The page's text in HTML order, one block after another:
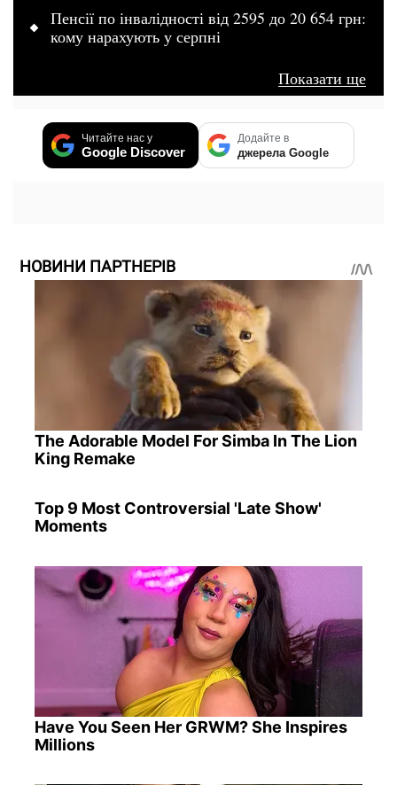
Пенсії по інвалідності від 2595 до 20 654 грн:
кому нарахують у серпні
Показати ще
Читайте нас у
Google Discover
Додайте в
джерела Google
НОВИНИ ПАРТНЕРІВ
The Adorable Model For Simba In The Lion
King Remake
Top 9 Most Controversial 'Late Show'
Moments
Have You Seen Her GRWM? She Inspires
Millions